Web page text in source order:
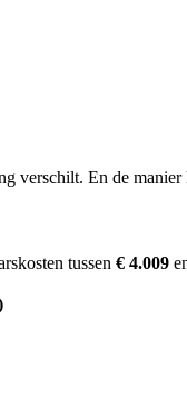
verschilt. En de
tussen € 4.009